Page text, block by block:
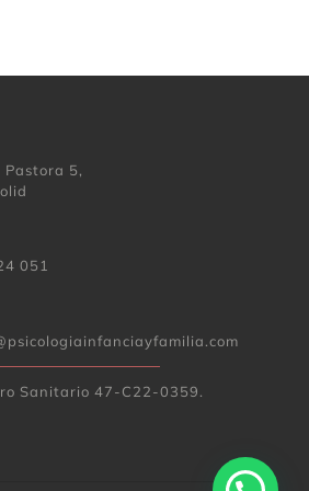
Pastora 5,
051
Sanitario 47-C22-0359.